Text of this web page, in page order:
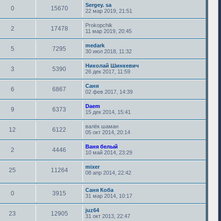
0 15670
Sergey. sa
22 мар 2019, 21:51
2 17478
Prokopchik
11 мар 2019, 20:45
5 7295
medark
30 июл 2018, 11:32
3 5390
Николай Шинкевич
26 дек 2017, 11:59
6 6867
Саня
02 фев 2017, 14:39
9 6373
Daem
15 дек 2014, 15:41
12 6122
валёк шаман
05 окт 2014, 20:14
2 4446
Ваня белый
10 май 2014, 23:29
25 11264
mixer
08 апр 2014, 22:42
0 3915
Саня Коба
31 мар 2014, 10:17
23 12905
juz64
31 окт 2013, 22:47